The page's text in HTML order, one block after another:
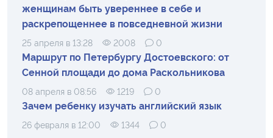
женщинам быть увереннее в себе и
раскрепощеннее в повседневной жизни
25 апреля в 13:28 2008 0
Маршрут по Петербургу Достоевского: от
Сенной площади до дома Раскольникова
08 апреля в 08:56 1219 0
Зачем ребенку изучать английский язык
26 февраля в 12:00 1344 0